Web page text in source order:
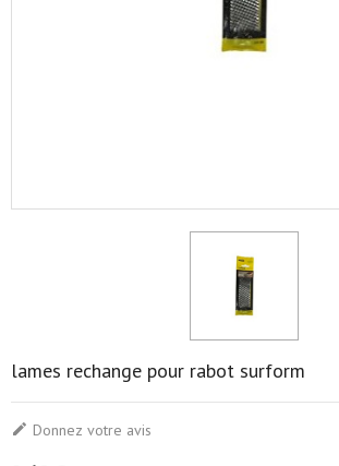
lames rechange pour rabot surform
 Donnez votre avis